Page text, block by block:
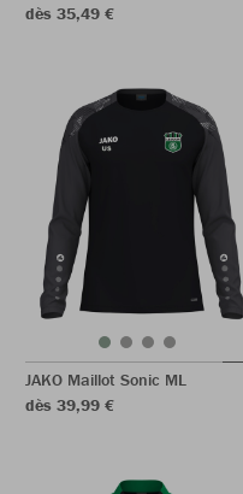
dès 35,49 €
JAKO Maillot Sonic ML
dès 39,99 €